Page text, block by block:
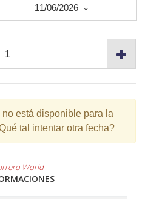
11/06/2026
no está disponible para la
tal intentar otra fecha?
World